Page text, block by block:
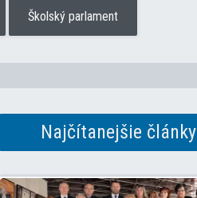
Školský parlament
Najčítanejšie články